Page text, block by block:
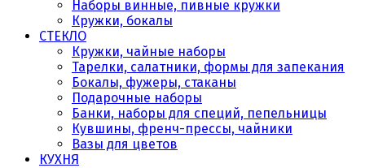
Наборы винные, пивные кружки
Кружки, бокалы
СТЕКЛО
Кружки, чайные наборы
Тарелки, салатники, формы для запекания
Бокалы, фужеры, стаканы
Подарочные наборы
Банки, наборы для специй, пепельницы
Кувшины, френч-прессы, чайники
Вазы для цветов
КУХНЯ